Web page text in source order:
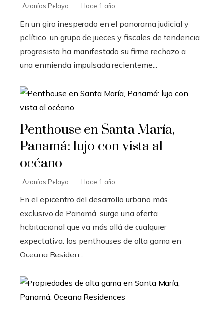
Azanías Pelayo Hace 1 año
En un giro inesperado en el panorama judicial y
político, un grupo de jueces y fiscales de tendencia
progresista ha manifestado su firme rechazo a
una enmienda impulsada recienteme...
Penthouse en Santa María,
Panamá: lujo con vista al
océano
Azanías Pelayo Hace 1 año
En el epicentro del desarrollo urbano más
exclusivo de Panamá, surge una oferta
habitacional que va más allá de cualquier
expectativa: los penthouses de alta gama en
Oceana Residen...